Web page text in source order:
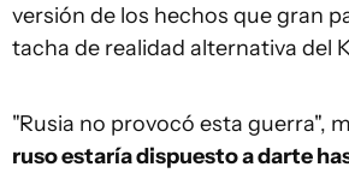
versión de los hechos que gran
tacha de realidad alternativa del
"Rusia no provocó esta guerra",
ruso estaríadispuesto adarte